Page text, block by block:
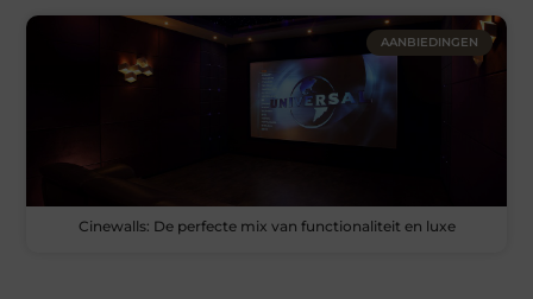
AANBIEDINGEN
Cinewalls: De perfecte mix van functionaliteit en luxe